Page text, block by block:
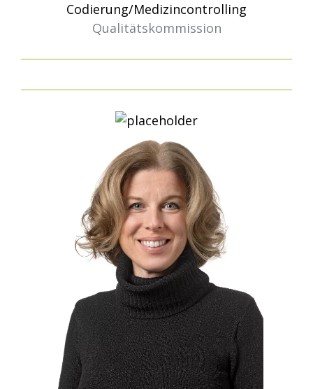
Codierung/Medizincontrolling
Qualitätskommission